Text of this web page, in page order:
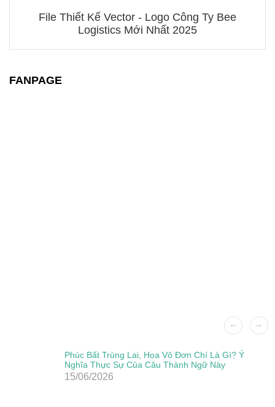
File Thiết Kế Vector - Logo Công Ty Bee
Logistics Mới Nhất 2025
FANPAGE
Phúc Bất Trùng Lai, Họa Vô Đơn Chí Là Gì? Ý
Nghĩa Thực Sự Của Câu Thành Ngữ Này
15/06/2026